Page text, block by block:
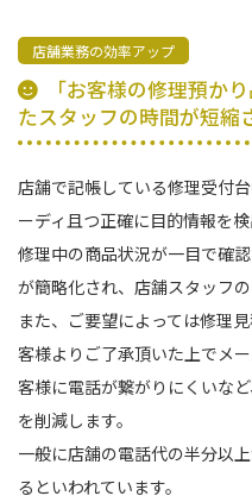
店舗業務の効率アップ
「お客様の修理預か
たスタッフの時間が短縮
店舗で記帳している修理受付
ーディ且つ正確に目的情報を検
修理中の商品状況が一目で確
が簡略化され、店舗スタッフ
また、ご要望によっては修理
客様よりご了承頂いた上でメ
客様に電話が繋がりにくいな
を削減します。
一般に店舗の電話代の半分以
るといわれています。